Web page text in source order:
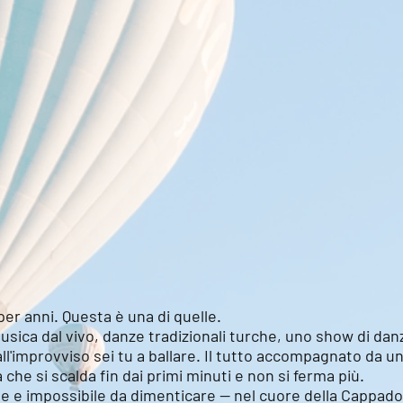
anni. Questa è una di quelle.
dal vivo, danze tradizionali turche, uno show di
sei tu a ballare. Il tutto accompagnato da
si scalda fin dai primi minuti e non si ferma più.
e impossibile da dimenticare — nel cuore della